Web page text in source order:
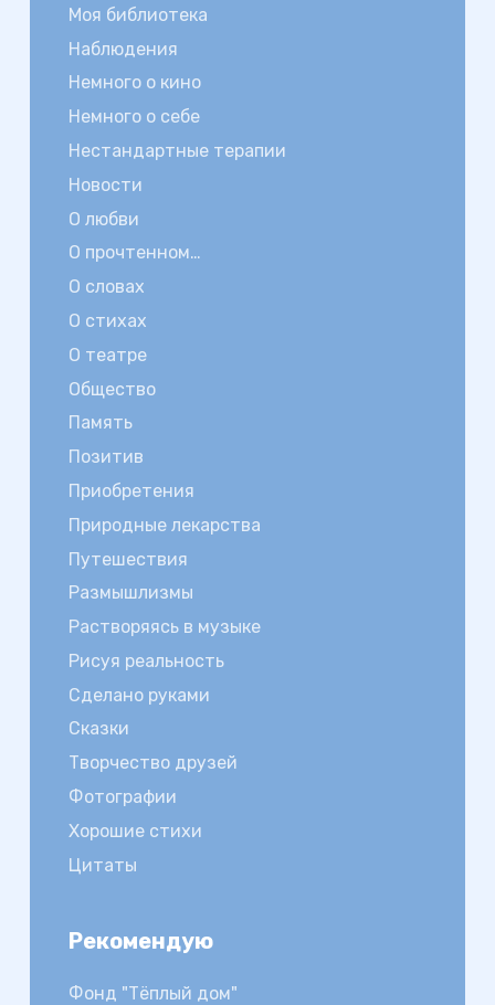
Моя библиотека
Наблюдения
Немного о кино
Немного о себе
Нестандартные терапии
Новости
О любви
О прочтенном…
О словах
О стихах
О театре
Общество
Память
Позитив
Приобретения
Природные лекарства
Путешествия
Размышлизмы
Растворяясь в музыке
Рисуя реальность
Сделано руками
Сказки
Творчество друзей
Фотографии
Хорошие стихи
Цитаты
Рекомендую
Фонд "Тёплый дом"